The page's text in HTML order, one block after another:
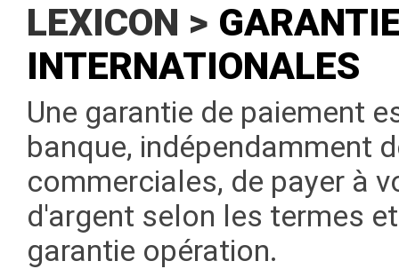
LEXICON >
INTERNATIONALES
Une garantie de paiement
banque, indépendamment
commerciales, de payer à
d'argent selon les termes
garantie opération.